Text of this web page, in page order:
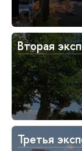
Вторая
Третья